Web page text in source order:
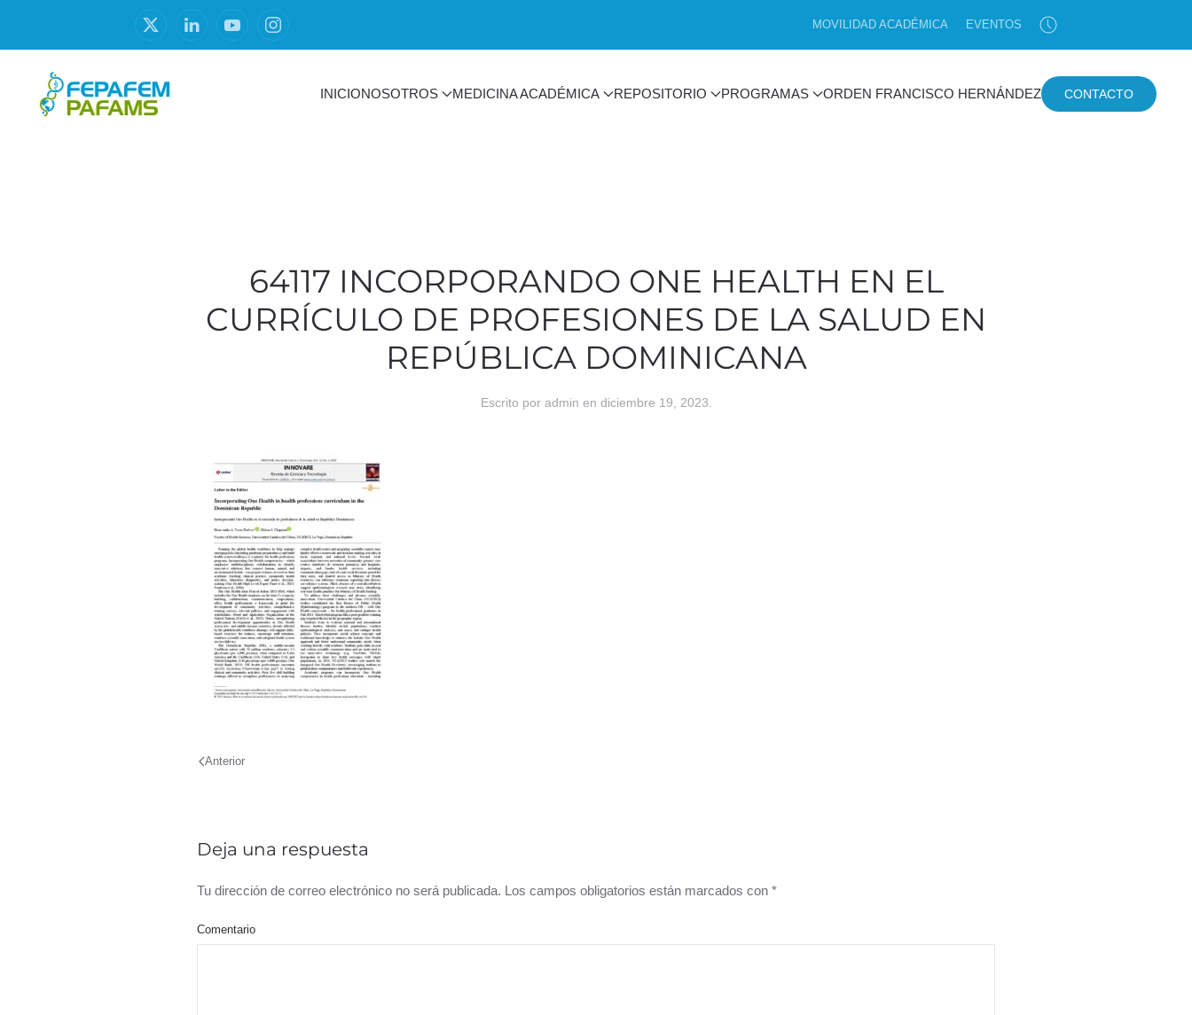
MOVILIDAD ACADÉMICA EVENTOS
INICIONOSOTROS MEDICINA ACADÉMICA REPOSITORIO PROGRAMAS ORDEN FRANCISCO HERNÁNDEZ CONTACTO
64117 INCORPORANDO ONE HEALTH EN EL
CURRÍCULO DE PROFESIONES DE LA SALUD EN
REPÚBLICA DOMINICANA
Escrito por admin en diciembre 19, 2023
Anterior
Deja una respuesta
Tu dirección de correo electrónico no será publicada. Los campos obligatorios están marcados con *
Comentario